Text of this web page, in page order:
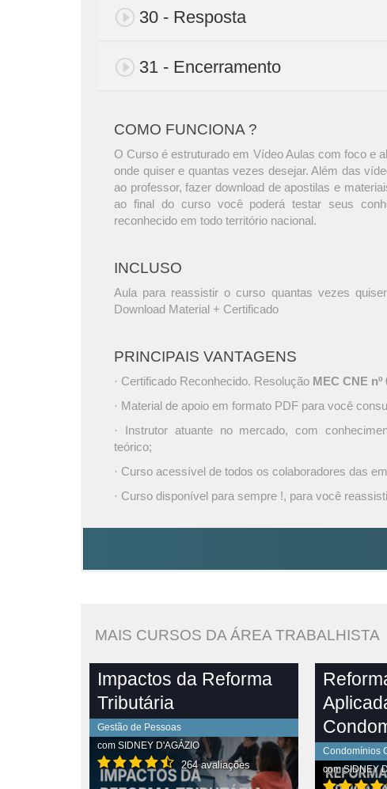
30 - Resposta
31 - Encerramento
COMO FUNCIONA ?
O Curso é estruturado em Vídeo Aulas com foco e
onde quiser e quantas vezes desejar. Além das
ao professor, fazer download de apostilas e
ao final do curso você poderá testar seus
reconhecido em todo território nacional.
INCLUSO
Aula para reassistir o curso quantas vezes
Download Material + Certificado
PRINCIPAIS VANTAGENS
· Certificado Reconhecido. Resolução MEC CNE nº
· Material de apoio em formato PDF para você
· Instrutor atuante no mercado, com
teórico;
· Curso acessível de todos os colaboradores das
· Curso disponível para sempre !, para você
MAIS CURSOS DA ÁREA TRABALHISTA
Impactos da Reforma
Tributária
Gestão de Pessoas
com SIDNEY D'AGÁZIO
264 avaliações
Condomínios
comSIDNEY